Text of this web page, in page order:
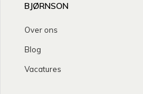
BJØRNSON
Over ons
Blog
Vacatures